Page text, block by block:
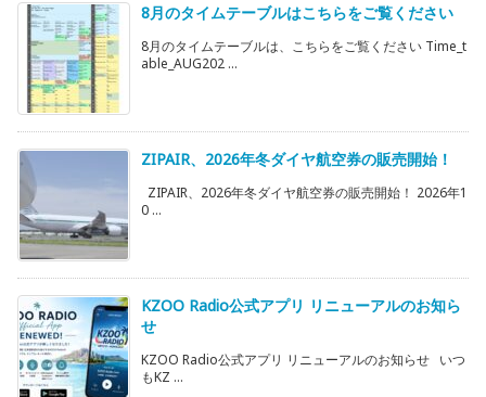
8月のタイムテーブルはこちらをご覧ください
8月のタイムテーブルは、こちらをご覧ください Time_t
able_AUG202 ...
ZIPAIR、2026年冬ダイヤ航空券の販売開始！
ZIPAIR、2026年冬ダイヤ航空券の販売開始！ 2026年1
0 ...
KZOO Radio公式アプリ リニューアルのお知ら
せ
KZOO Radio公式アプリ リニューアルのお知らせ いつ
もKZ ...